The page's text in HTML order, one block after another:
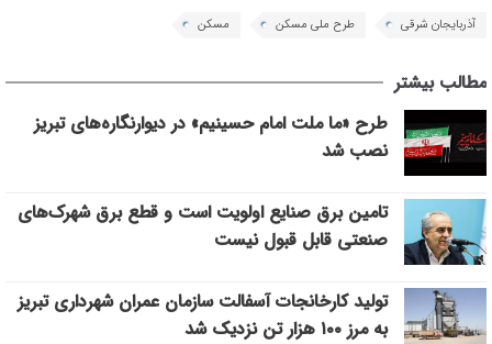
آذربایجان شرقی طرح ملی مسکن مسکن
مطالب بیشتر
طرح «ما ملت امام حسینیم» در دیوارنگاره‌های تبریز
نصب شد
تامین برق صنایع اولویت است و قطع برق شهرک‌های
صنعتی قابل قبول نیست
تولید کارخانجات آسفالت سازمان عمران شهرداری تبریز
به مرز ۱۰۰ هزار تن نزدیک شد